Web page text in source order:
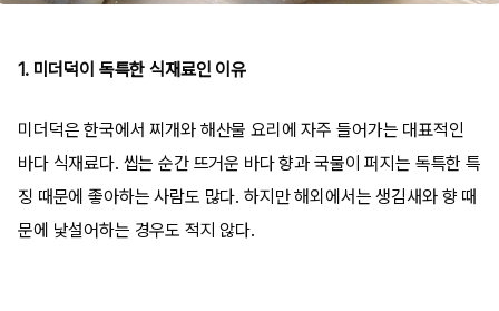
1. 미더덕이 독특한 식재료인 이유
미더덕은 한국에서 찌개와 해산물 요리에 자주 들어가는 대표적인
바다 식재료다. 씹는 순간 뜨거운 바다 향과 국물이 퍼지는 독특한 특
징 때문에 좋아하는 사람도 많다. 하지만 해외에서는 생김새와 향 때
문에 낯설어하는 경우도 적지 않다.